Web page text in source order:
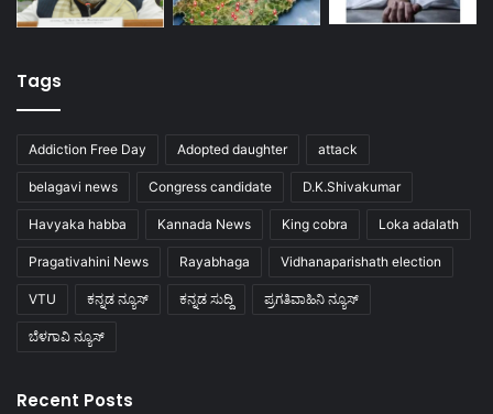
Tags
Addiction Free Day Adopted daughter attack
belagavi news Congress candidate D.K.Shivakumar
Havyaka habba Kannada News King cobra Loka adalath
Pragativahini News Rayabhaga Vidhanaparishath election
VTU ಕನ್ನಡ ನ್ಯೂಸ್ ಕನ್ನಡ ಸುದ್ದಿ ಪ್ರಗತಿವಾಹಿನಿ ನ್ಯೂಸ್
ಬೆಳಗಾವಿ ನ್ಯೂಸ್
Recent Posts